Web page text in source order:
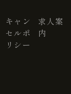
キャン
セルポ
リシー
求人案
内